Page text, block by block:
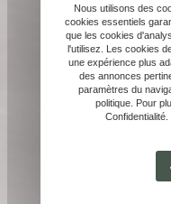
Nous utilisons des
cookies essentiels
que les cookies
l'utilisez. Les cookies
une expérience plus
des annonces
paramètres du
politique. Pour